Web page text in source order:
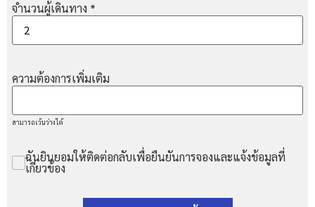
จำนวนผู้เดินทาง *
ความต้องการเพิ่มเติม
สามารถเว้นว่างได้
ฉันยินยอมให้ติดต่อกลับเพื่อยืนยันการจองและแจ้งข้อมูลที่
เกี่ยวข้อง